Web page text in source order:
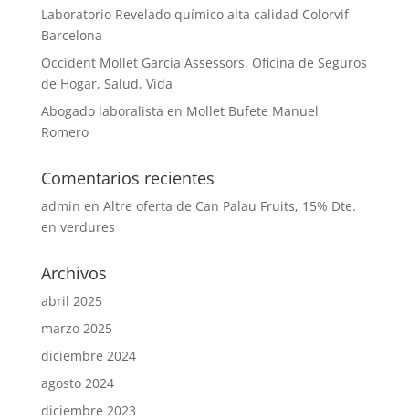
Laboratorio Revelado químico alta calidad Colorvif
Barcelona
Occident Mollet Garcia Assessors, Oficina de Seguros
de Hogar, Salud, Vida
Abogado laboralista en Mollet Bufete Manuel
Romero
Comentarios recientes
admin en Altre oferta de Can Palau Fruits, 15% Dte.
en verdures
Archivos
abril 2025
marzo 2025
diciembre 2024
agosto 2024
diciembre 2023